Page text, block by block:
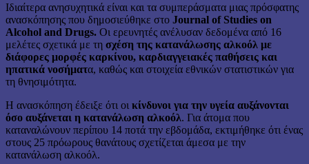
Ιδιαίτερα ανησυχητικά είναι και τα συμπεράσματα μιας πρόσφατης
ανασκόπησης που δημοσιεύθηκε στο Journal of Studies on
Alcohol and Drugs. Οι ερευνητές ανέλυσαν δεδομένα από 16
μελέτες σχετικά με τη σχέση της κατανάλωσης αλκοόλ με
διάφορες μορφές καρκίνου, καρδιαγγειακές παθήσεις και
ηπατικά νοσήματα, καθώς και στοιχεία εθνικών στατιστικών για
τη θνησιμότητα.
Η ανασκόπηση έδειξε ότι οι κίνδυνοι για την υγεία αυξάνονται
όσο αυξάνεται η κατανάλωση αλκοόλ. Για άτομα που
καταναλώνουν περίπου 14 ποτά την εβδομάδα, εκτιμήθηκε ότι ένας
στους 25 πρόωρους θανάτους σχετίζεται άμεσα με την
κατανάλωση αλκοόλ.